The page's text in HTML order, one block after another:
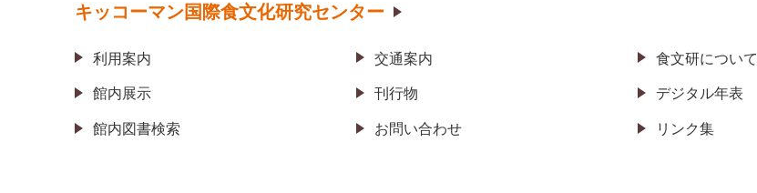
キッコーマン国際食文化研究センター
利用案内 交通案内 食文研について
館内展示 刊行物 デジタル年表
館内図書検索 お問い合わせ リンク集